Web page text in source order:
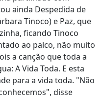
ainda Despedida de
Tinoco) e Paz, que
ficando Tinoco
ao palco, não muito
a canção que toda a
A Vida Toda. E esta
para a vida toda. "Não
disse